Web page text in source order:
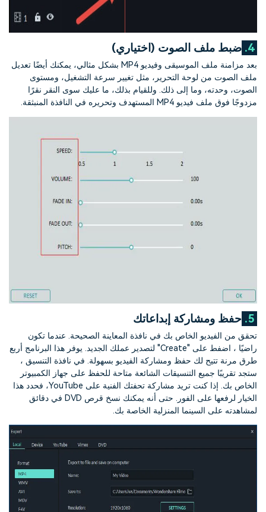
4. ضبط ملف الصوت (اختياري)
بعد مزامنة ملف الموسيقى وفيديو MP4 بشكل مثالي، يمكنك أيضًا تعديل
ملف الصوت من لوحة التحرير، مثل تغيير سرعة التشغيل، ومستوى
الصوت، وحدته، وما إلى ذلك. وللقيام بذلك، ما عليك سوى النقر نقرًا
مزدوجًا فوق ملف فيديو MP4 المستهدف وتحريره في النافذة المنبثقة.
5. حفظ ومشاركة إبداعاتك
تحقق من الفيديو الخاص بك في نافذة المعاينة الصحيحة. عندما تكون
راضيًا ، اضفط على "Create" لتصدير عملك الجديد. يوفر هذا البرنامج أربع
طرق مرنة تتيح لك حفظ ومشاركة الفيديو بسهولة. في نافذة التنسيق ،
ستجد تقريبًا جميع التنسيقات الشائعة متاحة للحفظ على جهاز الكمبيوتر
الخاص بك. إذا كنت تريد مشاركة تحفتك الفنية على YouTube، فحدد هذا
الخيار لرفعها على الفور. حتى أنه يمكنك نسخ قرص DVD في دقائق
لمشاهدته على السينما المنزلية الخاصة بك.